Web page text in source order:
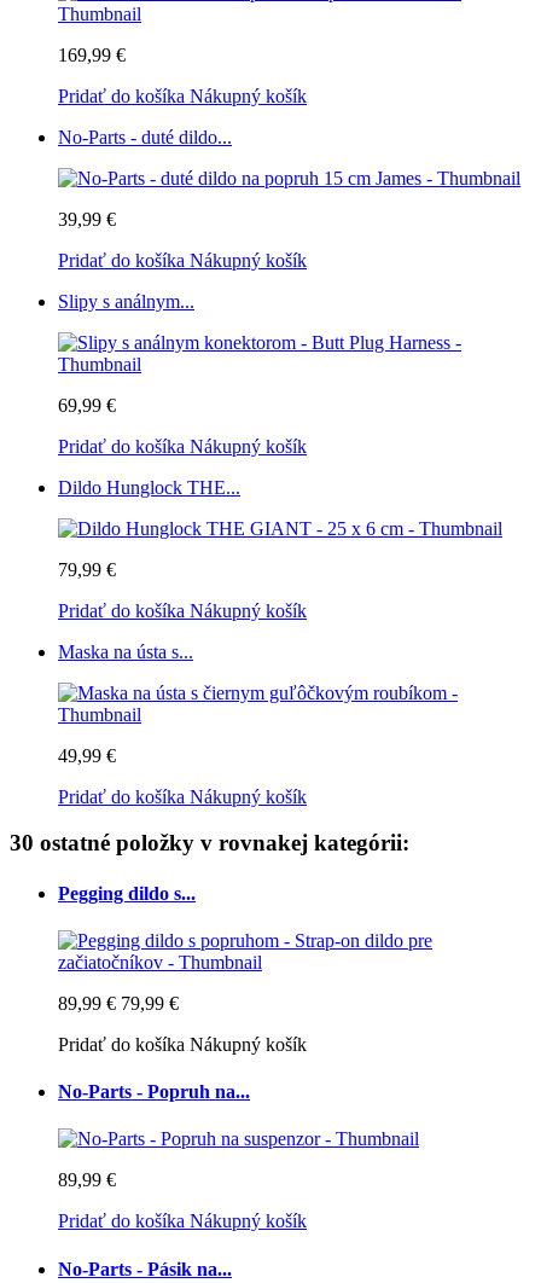
169,99 €
Pridať do košíka Nákupný košík
No-Parts - duté dildo...
39,99 €
Pridať do košíka Nákupný košík
Slipy s análnym...
69,99 €
Pridať do košíka Nákupný košík
Dildo Hunglock THE...
79,99 €
Pridať do košíka Nákupný košík
Maska na ústa s...
49,99 €
Pridať do košíka Nákupný košík
30 ostatné položky v rovnakej kategórii:
Pegging dildo s...
89,99 € 79,99 €
Pridať do košíka Nákupný košík
No-Parts - Popruh na...
89,99 €
Pridať do košíka Nákupný košík
No-Parts - Pásik na...